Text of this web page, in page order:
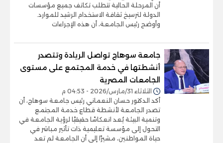
أن المرحلة الحالية تتطلب تكاتف جميع مؤسسات
الدولة لترسيخ ثقافة الاستخدام الرشيد للموارد.
وأوضح رئيس الجامعة، أن هذه الإجراءات
جامعة سوهاج تواصل الريادة وتتصدر
أنشطتها في خدمة المجتمع على مستوى
الجامعات المصرية
الثلاثاء 31/مارس/2026 - 04:53 م
أكد الدكتور حسان النعماني رئيس جامعة سوهاج، أن
تصدر الجامعة لأنشطة قطاع خدمة المجتمع
وتنمية البيئة يُعد انعكاسًا حقيقيًا لرؤية الجامعة في
التحول إلى مؤسسة تعليمية ذات تأثير مباشر في
حياة المواطنين، مشيرًا إلى أن الجامعة لم تعد